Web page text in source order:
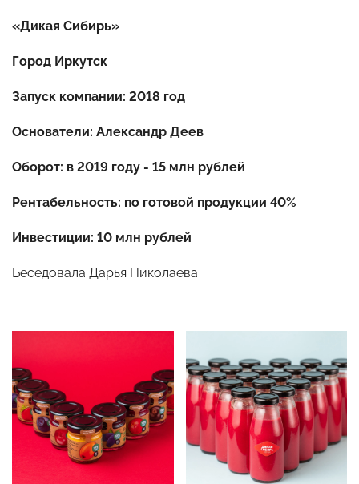
«Дикая Сибирь»
Город Иркутск
Запуск компании: 2018 год
Основатели: Александр Деев
Оборот: в 2019 году - 15 млн рублей
Рентабельность: по готовой продукции 40%
Инвестиции: 10 млн рублей
Беседовала Дарья Николаева